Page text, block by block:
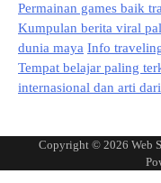
Permainan games baik
Kumpulan berita viral
dunia maya Info
Tempat belajar paling
internasional dan arti
Copyright © 2026 Web